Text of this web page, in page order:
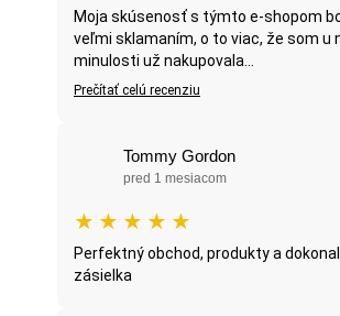
Moja skúsenosť s týmto e-shopom
veľmi sklamaním, o to viac, že som u
minulosti už nakupovala...
Prečítať celú recenziu
Tommy Gordon
pred 1 mesiacom
★ ★ ★ ★ ★
Perfektný obchod, produkty a
zásielka